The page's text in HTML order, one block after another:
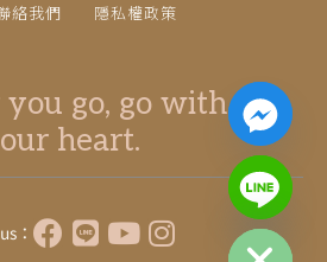
絡我們
隱私權政策
go, go with all
heart.
： Hide
chaty